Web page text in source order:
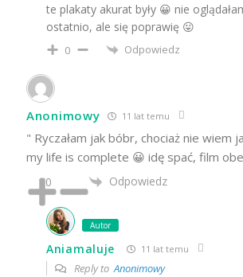
te plakaty akurat były 😀 nie
ostatnio, ale się poprawię 😛
0 Odpowiedz
Anonimowy 11 lat temu
" Ryczałam jak bóbr, chociaż nie wiem
my life is complete 😀 idę spać, film
0 Odpowiedz
Autor
Aniamaluje 11 lat temu
Reply toAnonimowy